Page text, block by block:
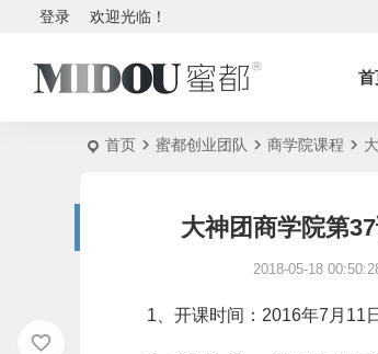
欢迎光临！
登录
首
首页 蜜都创业团队 商学院课程
大神团商学院第
2018-05-18
1、开课时间：2016年7月11